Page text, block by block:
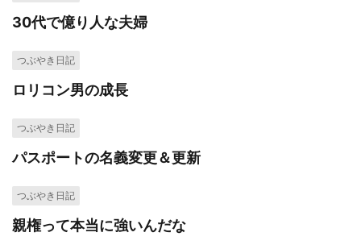
30代で億り人な夫婦
つぶやき日記
ロリコン男の成長
つぶやき日記
パスポートの名義変更＆更新
つぶやき日記
親権って本当に強いんだな